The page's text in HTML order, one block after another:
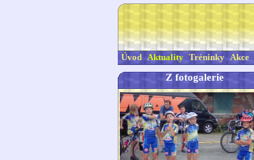
Úvod Aktuality Tréninky Akce
Z fotogalerie